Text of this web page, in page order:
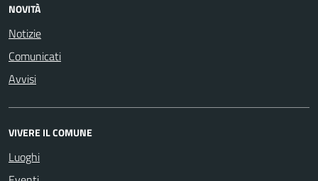
NOVITÀ
Notizie
Comunicati
Avvisi
VIVERE IL COMUNE
Luoghi